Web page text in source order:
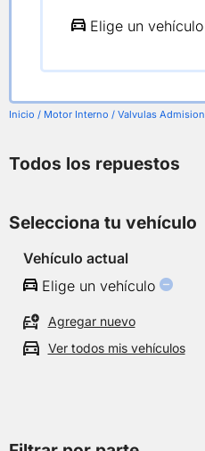
Elige un vehículo
Inicio / Motor Interno / Valvulas Admision
Todos los repuestos
Selecciona tu vehículo
Vehículo actual
Elige un vehículo
Agregar nuevo
Ver todos mis vehículos